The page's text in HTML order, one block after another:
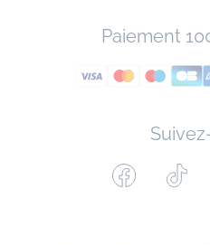
Paiement
Facebook